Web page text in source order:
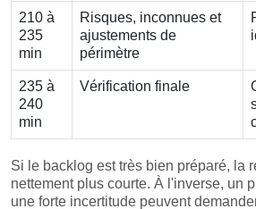
210 à
235
min
Risques, inconnues et
ajustements de
périmètre
235 à
240
min
Vérification finale
Si le backlog est très bien préparé, la
nettement plus courte. À l'inverse, un
une forte incertitude peuvent